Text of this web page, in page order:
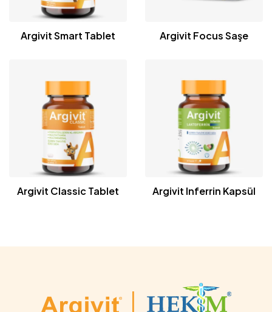
Argivit Smart Tablet Argivit Focus Saşe
Argivit Classic Tablet Argivit Inferrin Kapsül